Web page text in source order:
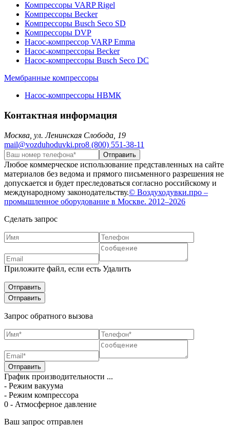
Компрессоры VARP Rigel
Компрессоры Becker
Компрессоры Busch Seco SD
Компрессоры DVP
Насос-компрессор VARP Emma
Насос-компрессоры Becker
Насос-компрессоры Busch Seco DC
Мембранные компрессоры
Насос-компрессоры НВМК
Контактная информация
Москва, ул. Ленинская Слобода, 19
mail@vozduhoduvki.pro8 (800) 551-38-11
Любое коммерческое использование представленных на сайте
материалов без ведома и прямого письменного разрешения не
допускается и будет преследоваться согласно российскому и
международному законодательству.© Воздуходувки.про –
промышленное оборудование в Москве. 2012–2026
Сделать запрос
Приложите файл, если есть Удалить
Запрос обратного вызова
График производительности ...
- Режим вакуума
- Режим компрессора
0 - Атмосферное давление
Ваш запрос отправлен